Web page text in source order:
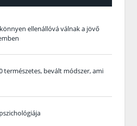
ellenállóvá válnak a jövő
természetes, bevált módszer, ami